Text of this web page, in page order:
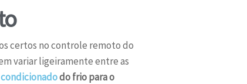
certos no controle remoto do
variar ligeiramente entre as
do frio para o